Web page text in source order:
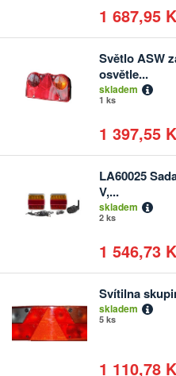
1 687,95
Světlo ASW
osvětle...
skladem
1 ks
1 397,55
LA60025
V,...
skladem
2 ks
1 546,73
Svítilna
skladem
5 ks
1 110,78
kusů